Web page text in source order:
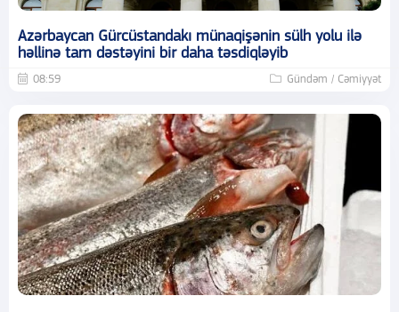
Azərbaycan Gürcüstandakı münaqişənin sülh yolu ilə
həllinə tam dəstəyini bir daha təsdiqləyib
08:59 Gündəm / Cəmiyyət